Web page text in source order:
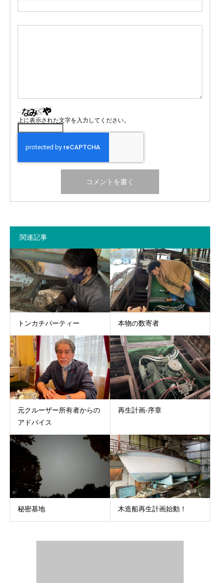
上に表示された文字を入力してください。
関連記事
トンカチパーティー 本物の数寄者
元クルーザー所有者からの
アドバイス
再生計画-序章
秘密基地 木造船再生計画始動！